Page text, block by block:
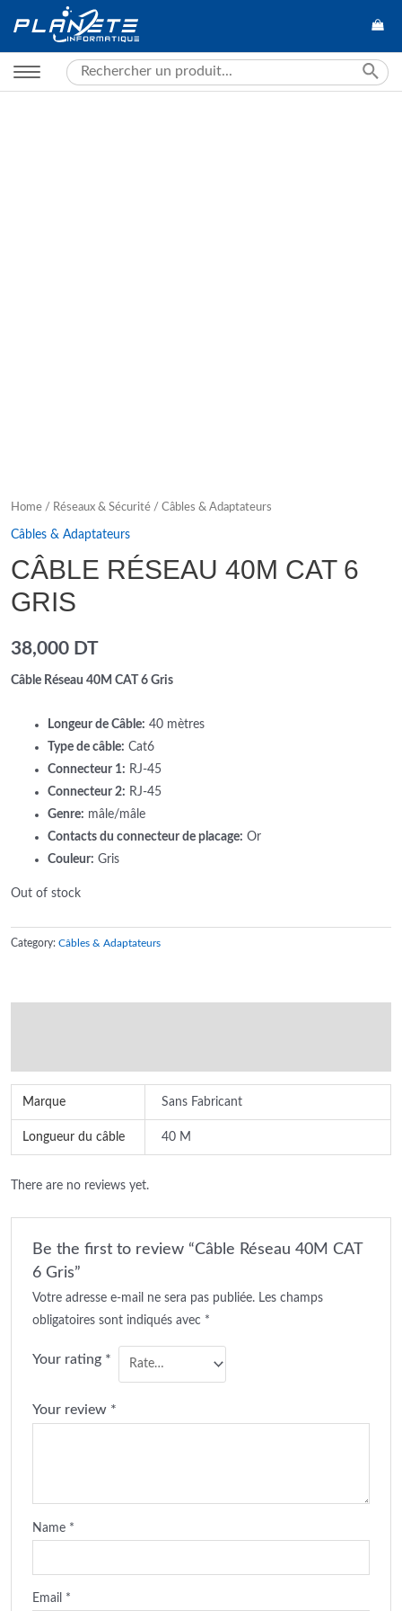
Search
for:
Home / Réseaux & Sécurité / Câbles & Adaptateurs
Câbles & Adaptateurs
CÂBLE RÉSEAU 40M CAT 6
GRIS
38,000 DT
Câble Réseau 40M CAT 6 Gris
Longeur de Câble: 40 mètres
Type de câble: Cat6
Connecteur 1: RJ-45
Connecteur 2: RJ-45
Genre: mâle/mâle
Contacts du connecteur de placage: Or
Couleur: Gris
Out of stock
Category: Câbles & Adaptateurs
Marque Sans Fabricant
Longueur du câble 40 M
There are no reviews yet.
Be the first to review “Câble Réseau 40M CAT
6 Gris”
Votre adresse e-mail ne sera pas publiée. Les champs
obligatoires sont indiqués avec *
Your rating *
Your review *
Name *
Email *